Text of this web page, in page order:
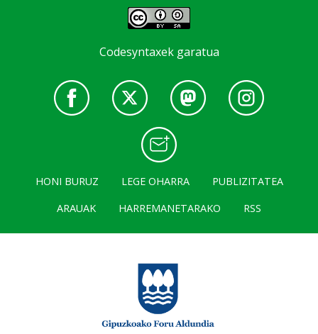
Codesyntaxek garatua
HONI BURUZ LEGE OHARRA
PUBLIZITATEA
ARAUAK
HARREMANETARAKO RSS